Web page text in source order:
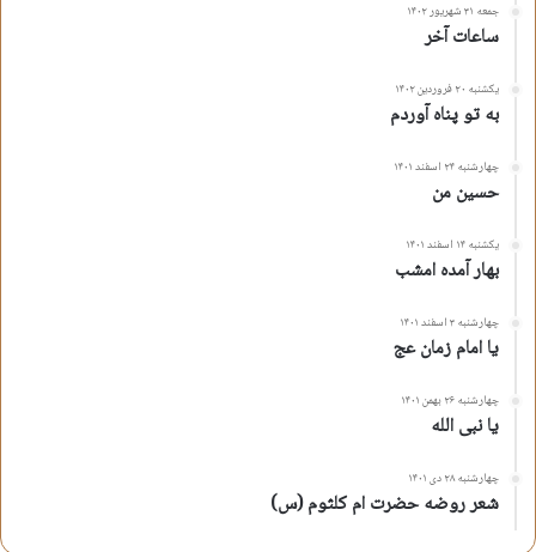
جمعه ۳۱ شهریور ۱۴۰۲
ساعات آخر
یکشنبه ۲۰ فروردین ۱۴۰۲
به تو پناه آوردم
چهارشنبه ۲۴ اسفند ۱۴۰۱
حسین من
یکشنبه ۱۴ اسفند ۱۴۰۱
بهار آمده امشب
چهارشنبه ۳ اسفند ۱۴۰۱
یا امام زمان عج
چهارشنبه ۲۶ بهمن ۱۴۰۱
یا نبی الله
چهارشنبه ۲۸ دی ۱۴۰۱
شعر روضه حضرت ام کلثوم (س)